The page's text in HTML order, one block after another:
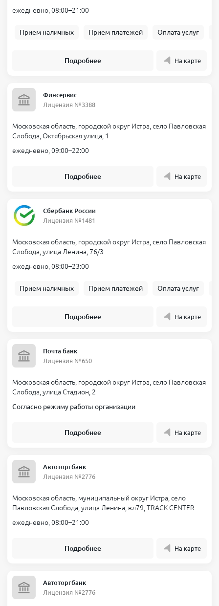
ежедневно, 08:00–21:00
Прием наличных Прием платежей Оплата услуг
Подробнее На карте
Финсервис
Лицензия №3388
Московская область, городской округ Истра, село Павловская
Слобода, Октябрьская улица, 1
ежедневно, 09:00–22:00
Подробнее На карте
Сбербанк России
Лицензия №1481
Московская область, городской округ Истра, село Павловская
Слобода, улица Ленина, 76/3
ежедневно, 08:00–23:00
Прием наличных Прием платежей Оплата услуг
Подробнее На карте
Почта банк
Лицензия №650
Московская область, городской округ Истра, село Павловская
Слобода, улица Стадион, 2
Согласно режиму работы организации
Подробнее На карте
Автоторгбанк
Лицензия №2776
Московская область, муниципальный округ Истра, село
Павловская Слобода, улица Ленина, вл79, TRACK CENTER
ежедневно, 08:00–21:00
Подробнее На карте
Автоторгбанк
Лицензия №2776